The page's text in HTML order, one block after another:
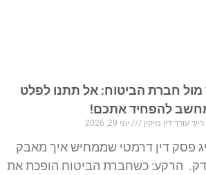
מול חברת הביטוח: אל תתנו לפלט
להפחיד אתכם!
עורך דין נזיקין יוני 29, 2026
פסק דין דרמטי שממחיש איך מאבק
הרקע: כשחברת הביטוח הופכת את